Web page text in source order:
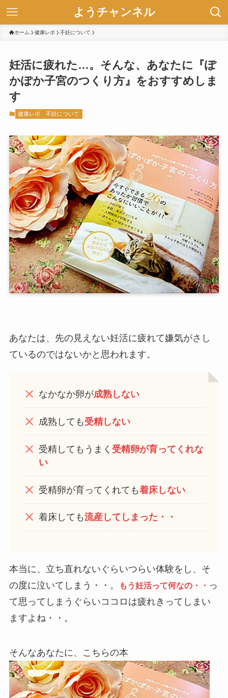
ようチャンネル
ホーム 健康レポ 不妊について
妊活に疲れた…。そんな、あなたに『ぽ
かぽか子宮のつくり方』をおすすめしま
す
健康レポ 不妊について
あなたは、先の見えない妊活に疲れて嫌気がさし
ているのではないかと思われます。
なかなか卵が成熟しない
成熟しても 受精しない
受精してもうまく 受精卵が育ってくれな
い
受精卵が育ってくれても着床しない
着床しても流産してしまった・・
本当に、立ち直れないぐらいつらい体験をし、そ
の度に泣いてしまう・・。
もう妊活って何なの・・ っ
て思ってしまうぐらいココロは疲れきってしまい
ますよね・・。
そんなあなたに、こちらの本